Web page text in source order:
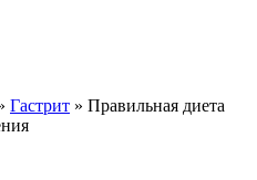
Гастрит » Правильная диета